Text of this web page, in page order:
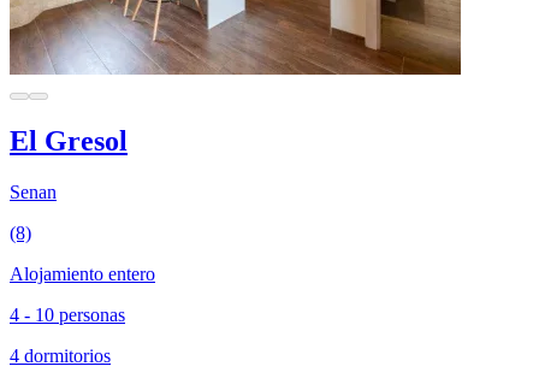
El Gresol
Senan
(8)
Alojamiento entero
4 - 10 personas
4 dormitorios